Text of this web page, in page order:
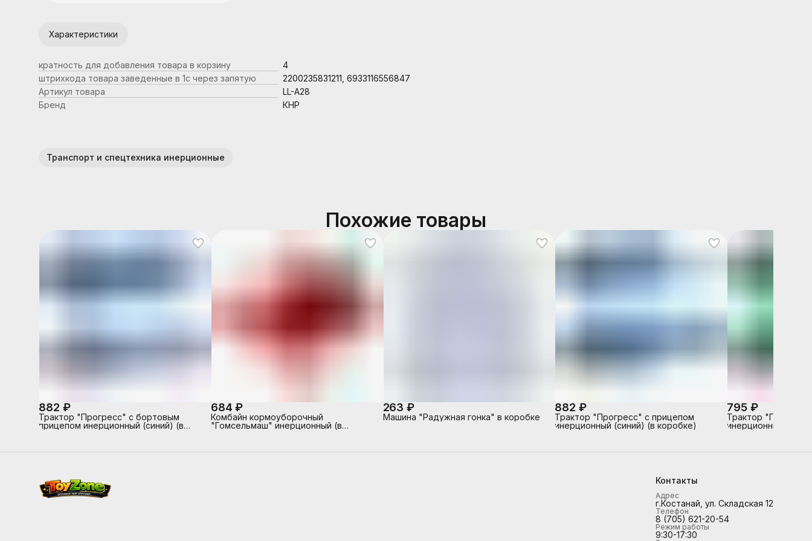
Характеристики
кратность для добавления товара в корзину
4
штрихкода товара заведенные в 1с через запятую
2200235831211, 6933116556847
Артикул товара
LL-A28
Бренд
КНР
Транспорт и спецтехника инерционные
Похожие товары
882 ₽
Трактор "Прогресс" с бортовым
прицепом инерционный (синий) (в
684 ₽
Комбайн кормоуборочный
"Гомсельмаш" инерционный (в
263 ₽
Машина "Радужная гонка" в коробке
882 ₽
Трактор "Прогресс" с прицепом
инерционный (синий) (в коробке)
795 ₽
Трактор
инерционный
Контакты
Адрес
г.Костанай, ул. Складская 12
Телефон
8 (705) 621-20-54
Режим работы
9:30-17:30